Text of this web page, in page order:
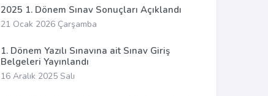
2025 1. Dönem Sınav Sonuçları Açıklandı
21 Ocak 2026 Çarşamba
1. Dönem Yazılı Sınavına ait Sınav Giriş
Belgeleri Yayınlandı
16 Aralık 2025 Salı